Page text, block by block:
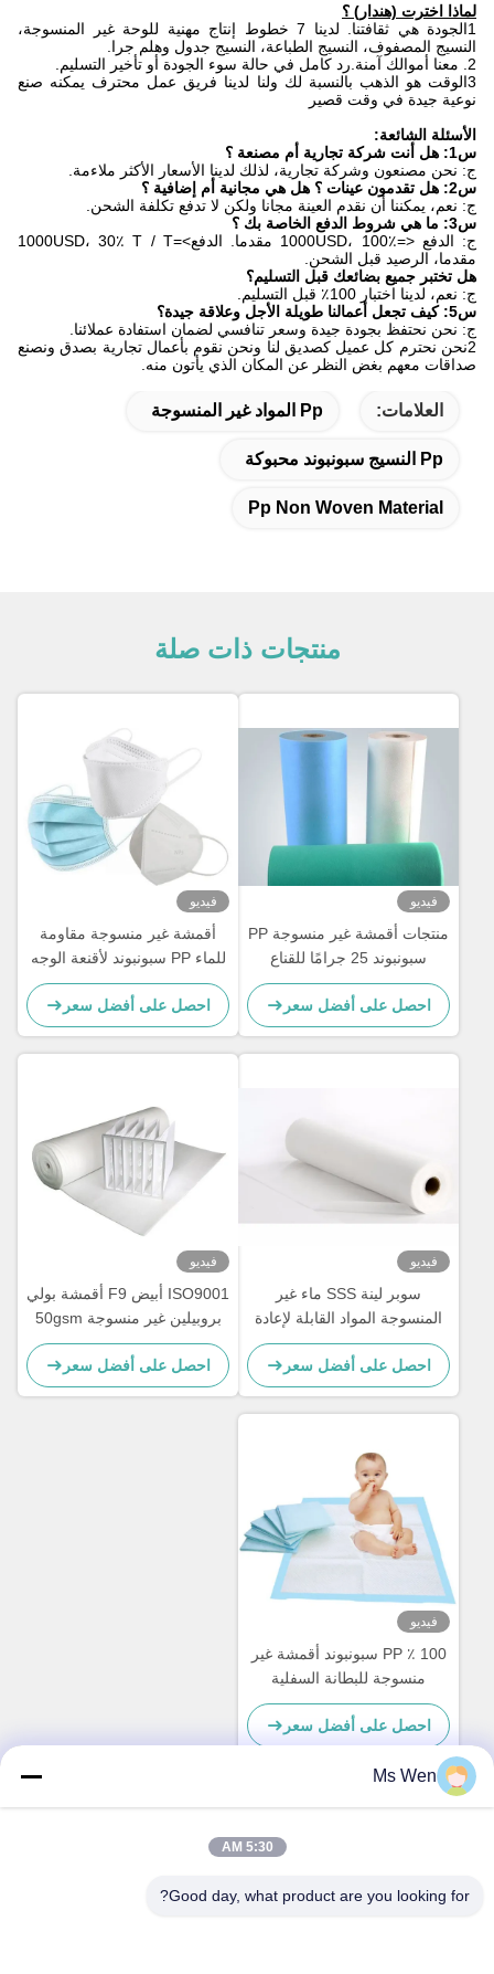
لماذا اخترت (هندار) ؟
1الجودة هي ثقافتنا. لدينا 7 خطوط إنتاج مهنية للوحة غير المنسوجة،
النسيج المصفوف، النسيج الطباعة، النسيج جدول وهلم جرا.
2. ‬معنا أموالك آمنة.‬‬رد كامل في حالة سوء الجودة أو تأخير التسليم.‬
3الوقت هو الذهب بالنسبة لك ولنا لدينا فريق عمل محترف يمكنه صنع
نوعية جيدة في وقت قصير
الأسئلة الشائعة:
س1: هل أنت شركة تجارية أم مصنعة ؟
ج: نحن مصنعون وشركة تجارية، لذلك لدينا الأسعار الأكثر ملاءمة.
س2: هل تقدمون عينات ؟ هل هي مجانية أم إضافية ؟
ج: نعم، يمكننا أن نقدم العينة مجانا ولكن لا تدفع تكلفة الشحن.
س3: ما هي شروط الدفع الخاصة بك ؟
ج: الدفع <=1000USD، 100٪ مقدما. الدفع>=1000USD، 30٪ T / T
مقدما، الرصيد قبل الشحن.
هل تختبر جميع بضائعك قبل التسليم؟
ج: نعم، لدينا اختبار 100٪ قبل التسليم.
س5: كيف تجعل أعمالنا طويلة الأجل وعلاقة جيدة؟
ج: نحن نحتفظ بجودة جيدة وسعر تنافسي لضمان استفادة عملائنا.
2نحن نحترم كل عميل كصديق لنا ونحن نقوم بأعمال تجارية بصدق ونصنع
صداقات معهم بغض النظر عن المكان الذي يأتون منه.
العلامات: Pp المواد غير المنسوجة
Pp النسيج سبونبوند محبوكة
Pp Non Woven Material
منتجات ذات صلة
فيديو
منتجات أقمشة غير منسوجة PP
سبونبوند 25 جرامًا للقناع
الجراحي
احصل على أفضل سعر
فيديو
أقمشة غير منسوجة مقاومة
للماء PP سبونبوند لأقنعة الوجه
ثلاثية الطبقات N95 KF94
احصل على أفضل سعر
فيديو
سوبر لينة SSS ماء غير
المنسوجة المواد القابلة لإعادة
التدوير لصنع حفاضات
احصل على أفضل سعر
فيديو
ISO9001 أبيض F9 أقمشة بولي
بروبيلين غير منسوجة 50gsm
لأجهزة تنقية الهواء
احصل على أفضل سعر
فيديو
100 ٪ PP سبونبوند أقمشة غير
منسوجة للبطانة السفلية
احصل على أفضل سعر
العنوان
Ms Wen
5:30 AM
Good day, what product are you looking for?